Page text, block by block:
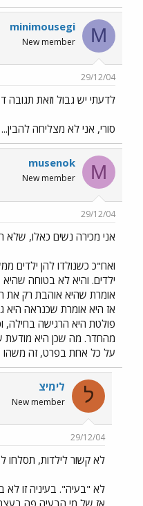
M
minimousegi
New member
29/12/04
לדעתי יש גבול וזאת תגובה
סורי, אני לא מצליחה להבין...
M
musenok
New member
29/12/04
אני מכירה נשים כאלו, שלא
ואח"כ כשנולדו להן ילדים
ילדים. והיא לא בטוחה
אומרת שהיא אוהבת רק את
אז היא אומרת שכנראה
פולטת היא הרגישה בחילה,
מהחדר. מה שכן היא מודעת
על כל אחת בפרט, זה משהו
ל לימיצ
New member
29/12/04
לא קשור לילדות, תסלחו
לא "בעיה". בעיניה זו לא
אז של מי הבעיה פה